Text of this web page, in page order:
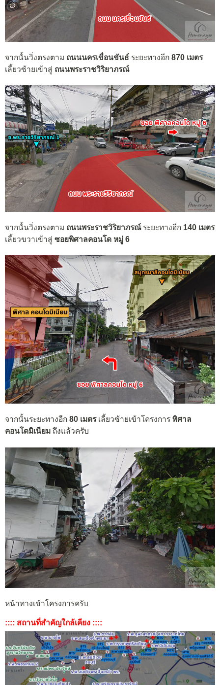
จากนั้นวิ่งตรงตาม ถนนนครเขื่อนขันธ์ ระยะทางอีก 870 เมตร
เลี้ยวซ้ายเข้าสู่ ถนนพระราชวิริยาภรณ์
จากนั้นวิ่งตรงตาม ถนนพระราชวิริยาภรณ์ระยะทางอีก 140 เมตร
เลี้ยวขวาเข้าสู่ ซอยพิศาลคอนโด หมู่ 6
จากนั้นระยะทางอีก 80 เมตรเลี้ยวซ้ายเข้าโครงการ พิศาล
คอนโดมิเนียม ถึงแล้วครับ
หน้าทางเข้าโครงการครับ
:::: สถานที่สำคัญใกล้เคียง ::::